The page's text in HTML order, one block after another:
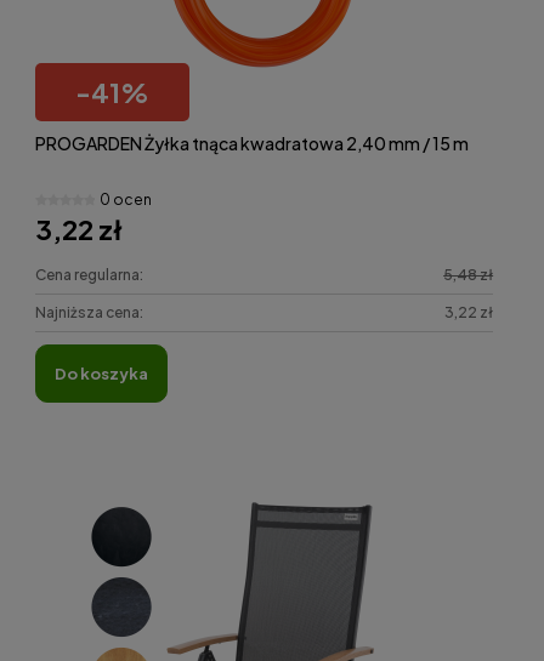
-41%
PROGARDEN Żyłka tnąca kwadratowa 2,40 mm / 15 m
0 ocen
3,22 zł
Cena regularna: 5,48 zł
Najniższa cena: 3,22 zł
do koszyka